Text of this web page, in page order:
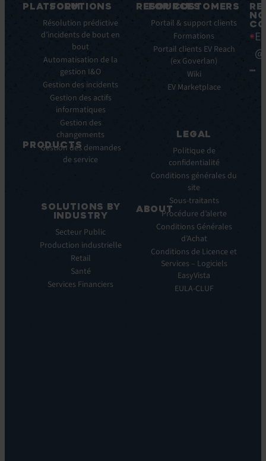
PLATFORM
Fonctionnalités
clés
clés
Intégrations
Pulse
PRODUCTS
Monitoring:
Observe
Automations:
Orchestrate
SOLUTIONS
Résolution prédictive
d’incidents de bout en
bout
Automatisation de la
gestion I&O
Gestion des incidents
Gestion des actifs
informatiques
Gestion des
changements
Gestion des demandes
de service
SOLUTIONS BY
INDUSTRY
Secteur Public
Production industrielle
Retail
Santé
Services Financiers
RESOURCES
Blog
Livres
Infographies
Brochures
Communiqués
presse
ABOUT
Qui
sommes
Notre
FOR CUSTOMERS
Portail & support clients
Formations
Portail clients EV Reach
(ex Goverlan)
Wiki
EV Marketplace
LEGAL
Politique de
confidentialité
Conditions générales du
site
Sous-traitants
Procédure d’alerte
Conditions Générales
d’Achat
Conditions de Licence et
Services – Logiciels
EasyVista
EULA-CLUF